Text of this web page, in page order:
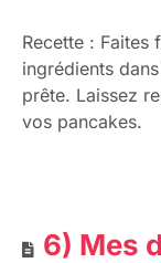
Recette : Faites
ingrédients
prête. Laissez
vos pancakes.
6) Mes